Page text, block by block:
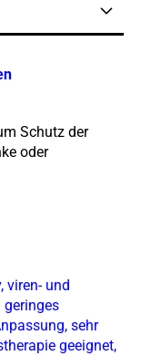
Schutz der
oder
viren- und
sehr
geeignet,